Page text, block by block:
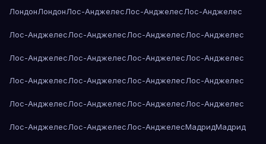
ЛондонЛондонЛос-АнджелесЛос-АнджелесЛос-Анджелес
Лос-АнджелесЛос-АнджелесЛос-АнджелесЛос-Анджелес
Лос-АнджелесЛос-АнджелесЛос-АнджелесЛос-Анджелес
Лос-АнджелесЛос-АнджелесЛос-АнджелесЛос-Анджелес
Лос-АнджелесЛос-АнджелесЛос-АнджелесЛос-Анджелес
Лос-АнджелесЛос-АнджелесЛос-АнджелесМадридМадрид